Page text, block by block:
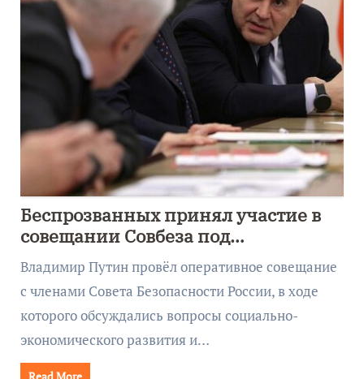
Беспрозванных принял участие в
совещании Совбеза под
руководством Путина
Владимир Путин провёл оперативное совещание
с членами Совета Безопасности России, в ходе
которого обсуждались вопросы социально-
экономического развития и…